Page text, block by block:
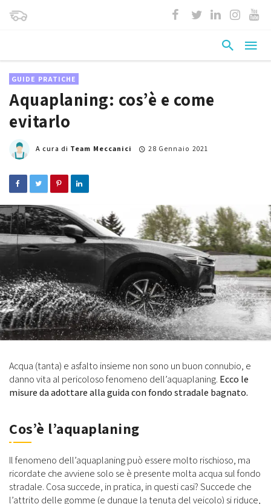
GUIDE PRATICHE
Aquaplaning: cos’è e come
evitarlo
A cura di Team Meccanici 28 Gennaio 2021
Acqua (tanta) e asfalto insieme non sono un buon connubio, e
danno vita al pericoloso fenomeno dell’aquaplaning. Ecco le
misure da adottare alla guida con fondo stradale bagnato.
Cos’è l’aquaplaning
Il fenomeno dell’aquaplaning può essere molto rischioso, ma
ricordate che avviene solo se è presente molta acqua sul fondo
stradale. Cosa succede, in pratica, in questi casi? Succede che
l’attrito delle gomme (e dunque la tenuta del veicolo) si riduce,